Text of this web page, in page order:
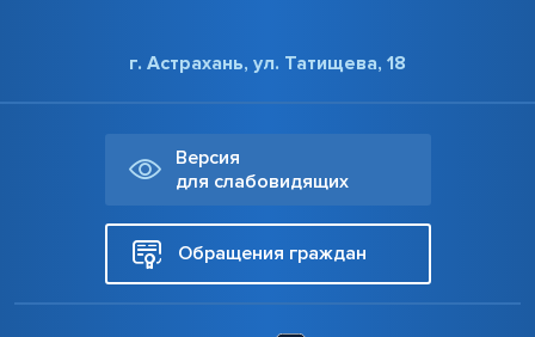
г. Астрахань, ул. Татищева, 18
Версия
для слабовидящих
Обращения граждан